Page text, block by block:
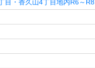
目・香久山4丁目地内R6～R8